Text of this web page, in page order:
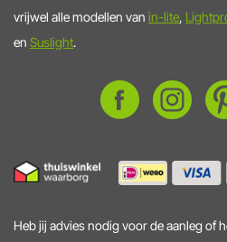
vrijwel alle modellen van in-lite,
en Suslight.
Heb jij advies nodig voor de aanleg of